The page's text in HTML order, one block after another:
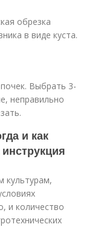
обрезка
в виде куста.
Выбрать 3-
неправильно
и как
культурам,
и количество